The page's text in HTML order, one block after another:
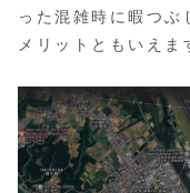
った混雑時に暇つ
メリットともいえま